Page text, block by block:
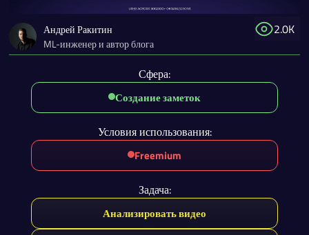
2.0K
Андрей Ракитин
ML-инженер и автор блога
Сфера:
Создание заметок
Условия использования:
Freemium
Задача:
Анализировать видео